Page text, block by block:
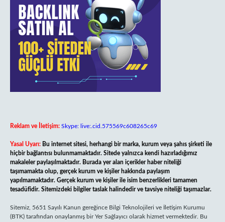
Reklam ve İletişim: Skype: live:.cid.575569c608265c69
Yasal Uyarı: Bu internet sitesi, herhangi bir marka, kurum veya şahıs şirketi ile
hiçbir bağlantısı bulunmamaktadır. Sitede yalnızca kendi hazırladığımız
makaleler paylaşılmaktadır. Burada yer alan içerikler haber niteliği
taşımamakta olup, gerçek kurum ve kişiler hakkında paylaşım
yapılmamaktadır. Gerçek kurum ve kişiler ile isim benzerlikleri tamamen
tesadüfidir. Sitemizdeki bilgiler taslak halindedir ve tavsiye niteliği taşımazlar.
Sitemiz, 5651 Sayılı Kanun gereğince Bilgi Teknolojileri ve İletişim Kurumu
(BTK) tarafından onaylanmış bir Yer Sağlayıcı olarak hizmet vermektedir. Bu